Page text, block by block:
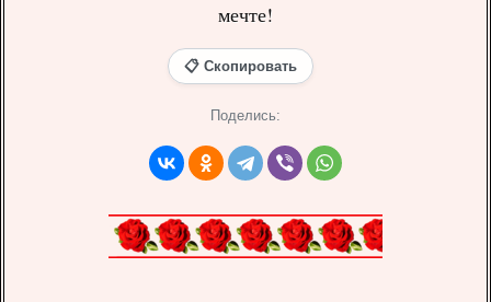
мечте!
📋 Скопировать
Поделись: